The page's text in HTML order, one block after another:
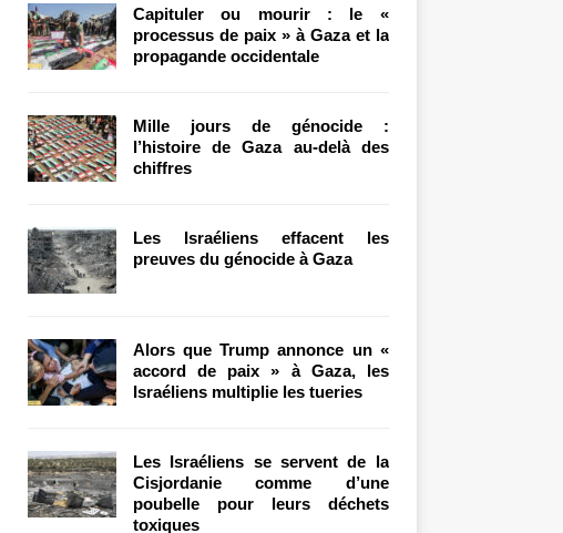
Capituler ou mourir : le «
processus de paix » à Gaza et la
propagande occidentale
Mille jours de génocide :
l’histoire de Gaza au-delà des
chiffres
Les Israéliens effacent les
preuves du génocide à Gaza
Alors que Trump annonce un «
accord de paix » à Gaza, les
Israéliens multiplie les tueries
Les Israéliens se servent de la
Cisjordanie comme d’une
poubelle pour leurs déchets
toxiques